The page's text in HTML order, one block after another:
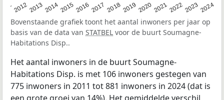
201220132014201520162017 20182019 20202021202220232024
Bovenstaande grafiek toont het aantal inwoners per jaar op
basis van de data van STATBEL voor de buurt Soumagne-
Habitations Disp..
Het aantal inwoners in de buurt Soumagne-
Habitations Disp. is met 106 inwoners gestegen van
775 inwoners in 2011 tot 881 inwoners in 2024 (dat is
een grote groei van 14%). Het gemiddelde verschil